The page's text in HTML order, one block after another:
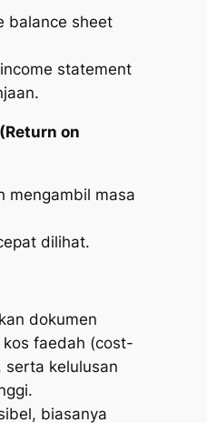
balance sheet
income statement
on
mengambil masa
dilihat.
dokumen
kos faedah (cost-
serta kelulusan
biasanya